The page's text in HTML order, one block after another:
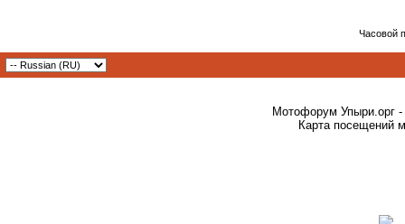
Часовой
Мотофорум Упыри.орг -
Карта посещений